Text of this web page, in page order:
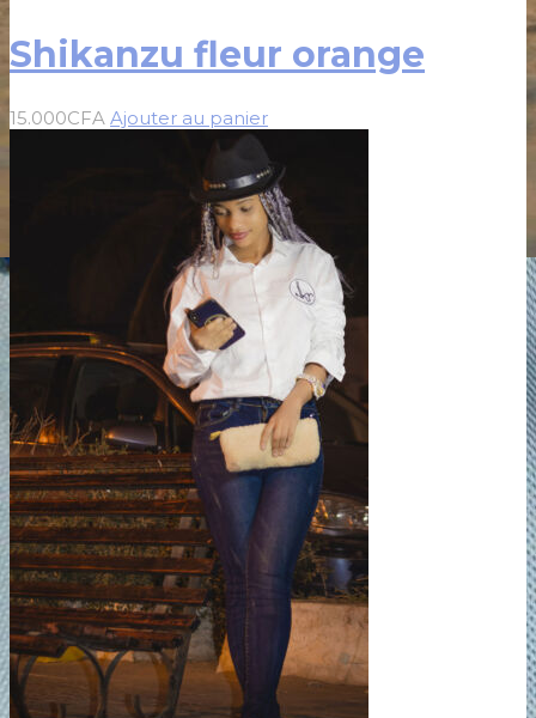
Shikanzu fleur orange
15.000CFA Ajouter au panier